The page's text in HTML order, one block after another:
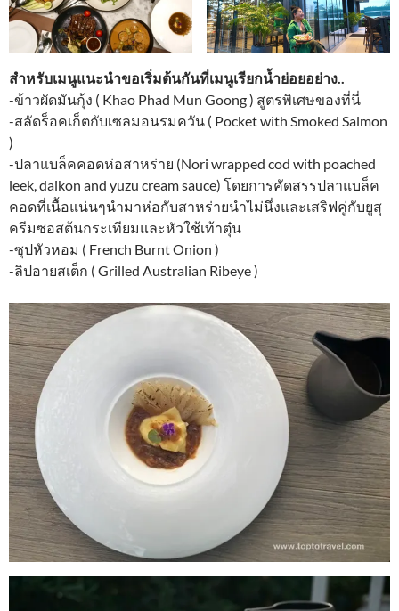
สำหรับเมนูแนะนำขอเริ่มต้นกันที่เมนูเรียกน้ำย่อยอย่าง..
-ข้าวผัดมันกุ้ง ( Khao Phad Mun Goong ) สูตรพิเศษของที่นี่
-สลัดร็อคเก็ตกับเซลมอนรมควัน ( Pocket with Smoked Salmon
)
-ปลาแบล็คคอดห่อสาหร่าย (Nori wrapped cod with poached
leek, daikon and yuzu cream sauce) โดยการคัดสรรปลาแบล็ค
คอดที่เนื้อแน่นๆนำมาห่อกับสาหร่ายนำไม่นึ่งและเสริฟคู่กับยูสุ
ครีมซอสต้นกระเทียมและหัวใช้เท้าตุ๋น
-ซุปหัวหอม ( French Burnt Onion )
-ลิปอายสเต็ก ( Grilled Australian Ribeye )